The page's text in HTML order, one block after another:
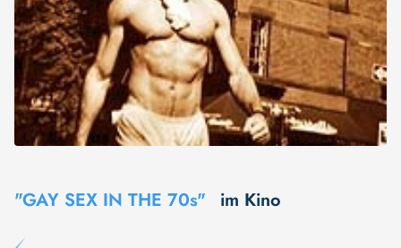
"GAY SEX IN THE 70s" im Kino